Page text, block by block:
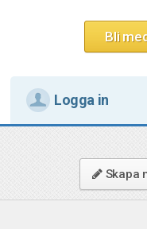
Bli
Logga in
Skapa